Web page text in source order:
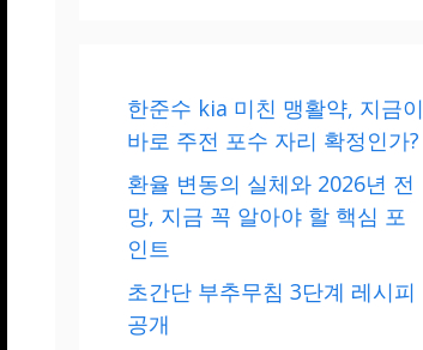
한준수 kia 미친 맹활약, 지금이
바로 주전 포수 자리 확정인가?
환율 변동의 실체와 2026년 전
망, 지금 꼭 알아야 할 핵심 포
인트
초간단 부추무침 3단계 레시피
공개